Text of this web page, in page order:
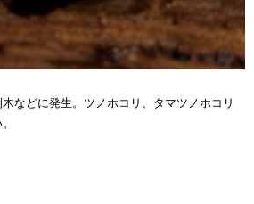
などに発生。ツノホコリ、タマツノホコリ